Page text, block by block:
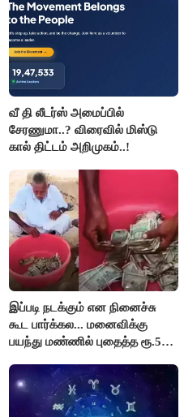
வீ தி லீடர்ஸ் அமைப்பில்
சேரணுமா..? விரைவில் மிஸ்டு
கால் திட்டம் அறிமுகம்..!
இப்படி நடக்கும் என நினைச்சு
கூட பார்க்கல... மனைவிக்கு
பயந்து மண்ணில் புதைத்த ரூ.5